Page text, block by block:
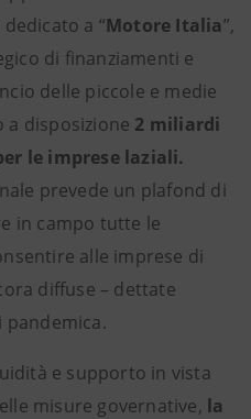
a “Motore Italia”,
di finanziamenti e
delle piccole e medie
disposizione 2 miliardi
le imprese laziali.
prevede un plafond di
in campo tutte le
alle imprese di
diffuse – dettate
pandemica.
e supporto in vista
misure governative, la